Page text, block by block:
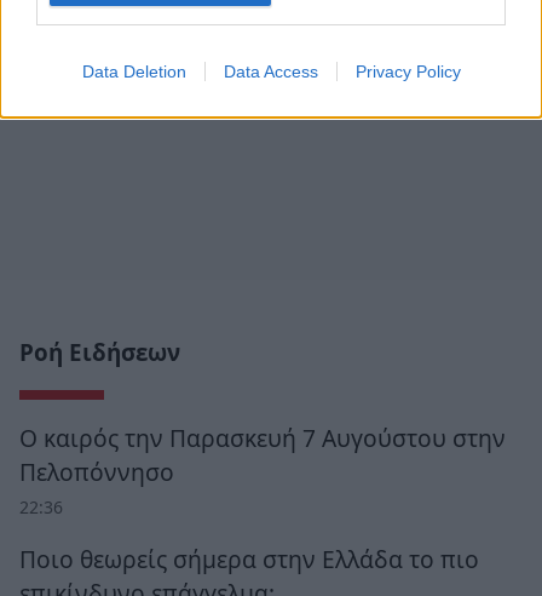
Data Deletion Data Access Privacy Policy
Ροή Ειδήσεων
Ο καιρός την Παρασκευή 7 Αυγούστου στην
Πελοπόννησο
22:36
Ποιο θεωρείς σήμερα στην Ελλάδα το πιο